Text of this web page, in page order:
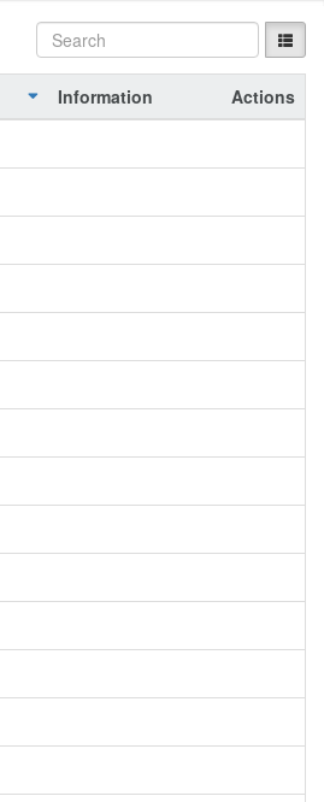
Information
Actions